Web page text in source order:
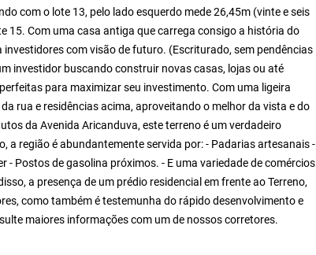
com o lote 13, pelo lado esquerdo mede 26,45m (vinte e seis
15. Com uma casa antiga que carrega consigo a história do
com visão de futuro. (Escriturado, sem pendências
investidor buscando construir novas casas, lojas ou até
para maximizar seu investimento. Com uma ligeira
rua e residências acima, aproveitando o melhor da vista e do
da Avenida Aricanduva, este terreno é um verdadeiro
a região é abundantemente servida por: - Padarias artesanais -
- Postos de gasolina próximos. - E uma variedade de comércios
a presença de um prédio residencial em frente ao Terreno,
como também é testemunha do rápido desenvolvimento e
maiores informações com um de nossos corretores.